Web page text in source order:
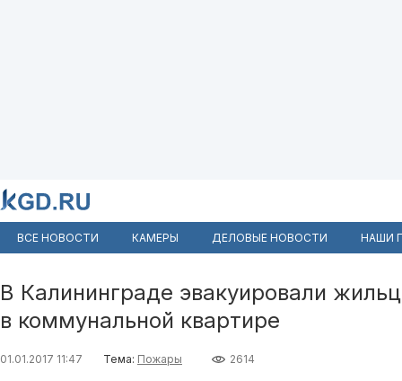
ВСЕ НОВОСТИ КАМЕРЫ ДЕЛОВЫЕ НОВОСТИ НАШИ
В Калининграде эвакуировали
в коммунальной квартире
01.01.2017 11:47 Тема: Пожары 2614